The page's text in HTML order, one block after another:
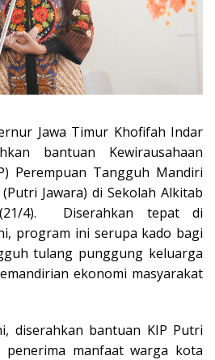
Jawa Timur Khofifah Indar
bantuan Kewirausahaan
Perempuan Tangguh Mandiri
Jawara) di Sekolah Alkitab
4). Diserahkan tepat di
program ini serupa kado bagi
tulang punggung keluarga
ekonomi masyarakat
diserahkan bantuan KIP Putri
manfaat warga kota